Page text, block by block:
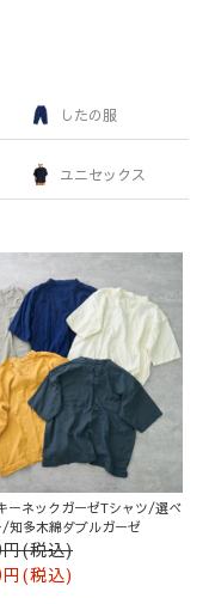
したの服
ユニセックス
ーネックガーゼTシャツ/選べ
/知多木綿ダブルガーゼ
(税込)
(税込)